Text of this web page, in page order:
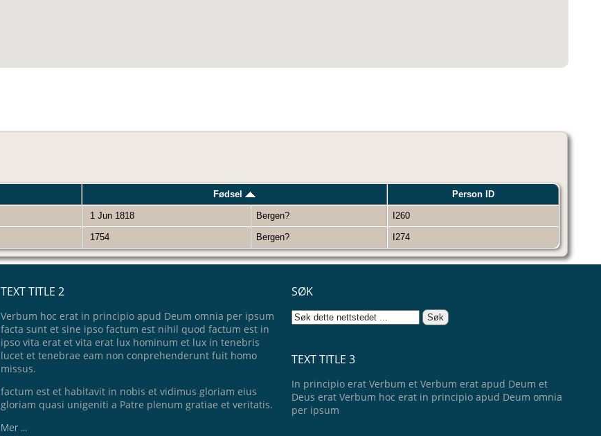
Fødsel Person ID
1 Jun 1818 Bergen? I260
1754 Bergen? I274
TEXT TITLE 2
Verbum hoc erat in principio apud Deum omnia per ipsum
facta sunt et sine ipso factum est nihil quod factum est in
ipso vita erat et vita erat lux hominum et lux in tenebris
lucet et tenebrae eam non conprehenderunt fuit homo
missus.
factum est et habitavit in nobis et vidimus gloriam eius
gloriam quasi unigeniti a Patre plenum gratiae et veritatis.
Mer ...
SØK
TEXT TITLE 3
In principio erat Verbum et Verbum erat apud Deum et
Deus erat Verbum hoc erat in principio apud Deum omnia
per ipsum